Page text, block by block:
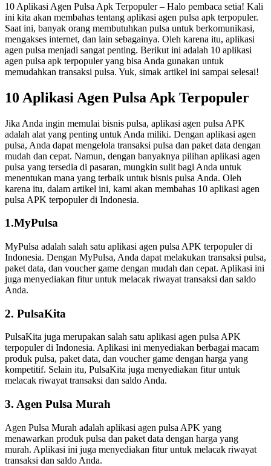
10 Aplikasi Agen Pulsa Apk Terpopuler – Halo pembaca setia! Kali
ini kita akan membahas tentang aplikasi agen pulsa apk terpopuler.
Saat ini, banyak orang membutuhkan pulsa untuk berkomunikasi,
mengakses internet, dan lain sebagainya. Oleh karena itu, aplikasi
agen pulsa menjadi sangat penting. Berikut ini adalah 10 aplikasi
agen pulsa apk terpopuler yang bisa Anda gunakan untuk
memudahkan transaksi pulsa. Yuk, simak artikel ini sampai selesai!
10 Aplikasi Agen Pulsa Apk Terpopuler
Jika Anda ingin memulai bisnis pulsa, aplikasi agen pulsa APK
adalah alat yang penting untuk Anda miliki. Dengan aplikasi agen
pulsa, Anda dapat mengelola transaksi pulsa dan paket data dengan
mudah dan cepat. Namun, dengan banyaknya pilihan aplikasi agen
pulsa yang tersedia di pasaran, mungkin sulit bagi Anda untuk
menentukan mana yang terbaik untuk bisnis pulsa Anda. Oleh
karena itu, dalam artikel ini, kami akan membahas 10 aplikasi agen
pulsa APK terpopuler di Indonesia.
1.MyPulsa
MyPulsa adalah salah satu aplikasi agen pulsa APK terpopuler di
Indonesia. Dengan MyPulsa, Anda dapat melakukan transaksi pulsa,
paket data, dan voucher game dengan mudah dan cepat. Aplikasi ini
juga menyediakan fitur untuk melacak riwayat transaksi dan saldo
Anda.
2. PulsaKita
PulsaKita juga merupakan salah satu aplikasi agen pulsa APK
terpopuler di Indonesia. Aplikasi ini menyediakan berbagai macam
produk pulsa, paket data, dan voucher game dengan harga yang
kompetitif. Selain itu, PulsaKita juga menyediakan fitur untuk
melacak riwayat transaksi dan saldo Anda.
3. Agen Pulsa Murah
Agen Pulsa Murah adalah aplikasi agen pulsa APK yang
menawarkan produk pulsa dan paket data dengan harga yang
murah. Aplikasi ini juga menyediakan fitur untuk melacak riwayat
transaksi dan saldo Anda.